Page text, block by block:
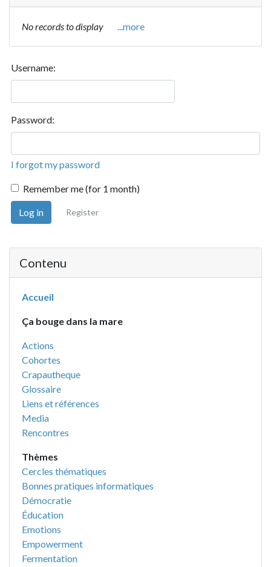
No records to display ...more
Username:
Password:
I forgot my password
Remember me (for 1 month)
Log in Register
Contenu
Accueil
Ça bouge dans la mare
Actions
Cohortes
Crapautheque
Glossaire
Liens et références
Media
Rencontres
Thèmes
Cercles thématiques
Bonnes pratiques informatiques
Démocratie
Éducation
Emotions
Empowerment
Fermentation